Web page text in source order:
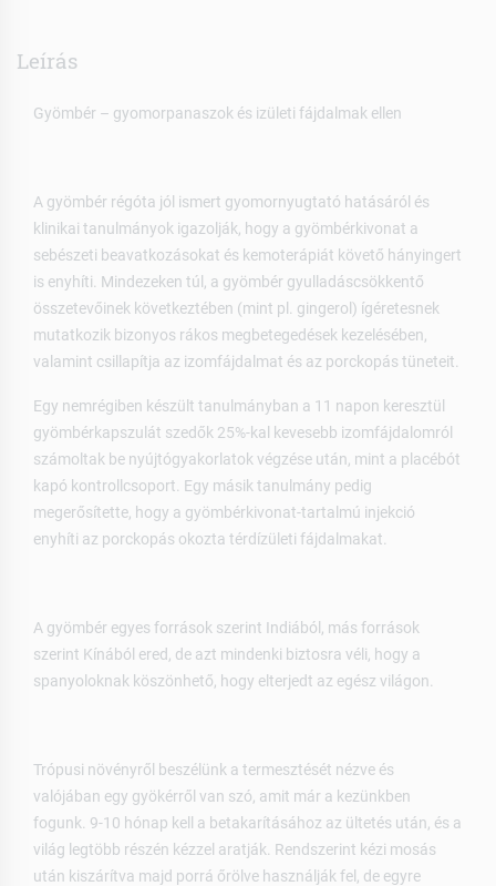
Leírás
Gyömbér – gyomorpanaszok és izületi fájdalmak ellen
A gyömbér régóta jól ismert gyomornyugtató hatásáról és
klinikai tanulmányok igazolják, hogy a gyömbérkivonat a
sebészeti beavatkozásokat és kemoterápiát követő hányingert
is enyhíti. Mindezeken túl, a gyömbér gyulladáscsökkentő
összetevőinek következtében (mint pl. gingerol) ígéretesnek
mutatkozik bizonyos rákos megbetegedések kezelésében,
valamint csillapítja az izomfájdalmat és az porckopás tüneteit.
Egy nemrégiben készült tanulmányban a 11 napon keresztül
gyömbérkapszulát szedők 25%-kal kevesebb izomfájdalomról
számoltak be nyújtógyakorlatok végzése után, mint a placébót
kapó kontrollcsoport. Egy másik tanulmány pedig
megerősítette, hogy a gyömbérkivonat-tartalmú injekció
enyhíti az porckopás okozta térdízületi fájdalmakat.
A gyömbér egyes források szerint Indiából, más források
szerint Kínából ered, de azt mindenki biztosra véli, hogy a
spanyoloknak köszönhető, hogy elterjedt az egész világon.
Trópusi növényről beszélünk a termesztését nézve és
valójában egy gyökérről van szó, amit már a kezünkben
fogunk. 9-10 hónap kell a betakarításához az ültetés után, és a
világ legtöbb részén kézzel aratják. Rendszerint kézi mosás
után kiszárítva majd porrá őrölve használják fel, de egyre